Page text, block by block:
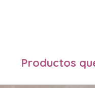
Productos